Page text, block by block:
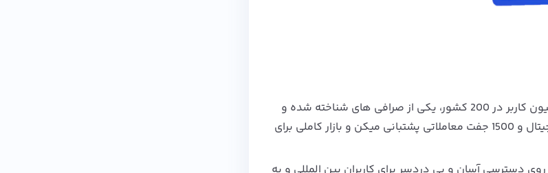
CoinEx از سال 2017 فعالیت خودش رو آغاز کرده و الآن با بیش از 6 میلیون کاربر در 200 کشور، یکی از صرافی‌ های شناخته شده و
قابل اعتماد تو جهان محسوب میشه. این صرافی از بیش از 1100 ارز دیجیتال و 1500 جفت معاملاتی پشتبانی میکن و بازار کاملی برای